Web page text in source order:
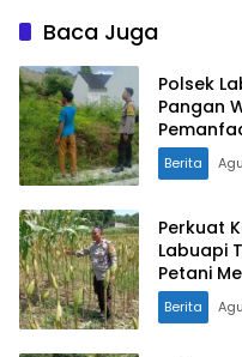
Baca Juga
Polsek
Pangan
Berita
Perkuat
Labuapi
Petani
Berita